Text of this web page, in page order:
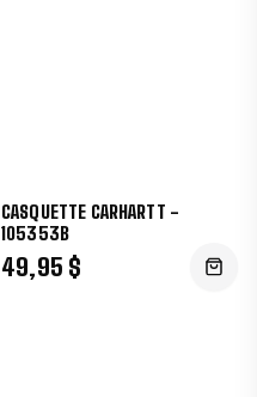
CASQUETTE CARHARTT -
105353B
49,95 $